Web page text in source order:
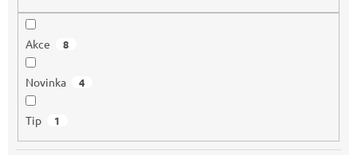
Akce 8
Novinka 4
Tip 1